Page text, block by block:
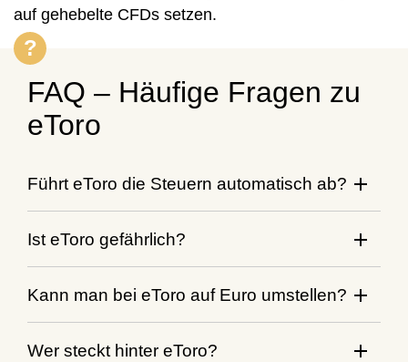
auf gehebelte CFDs setzen.
FAQ – Häufige Fragen zu
eToro
Führt eToro die Steuern automatisch ab?
Ist eToro gefährlich?
Kann man bei eToro auf Euro umstellen?
Wer steckt hinter eToro?